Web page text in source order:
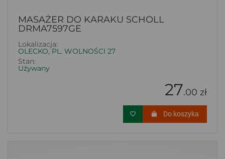
MASAŻER DO KARAKU SCHOLL
DRMA7597GE
Lokalizacja:
OLECKO, PL. WOLNOŚCI 27
Stan:
Używany
27.00 zł
Do koszyka